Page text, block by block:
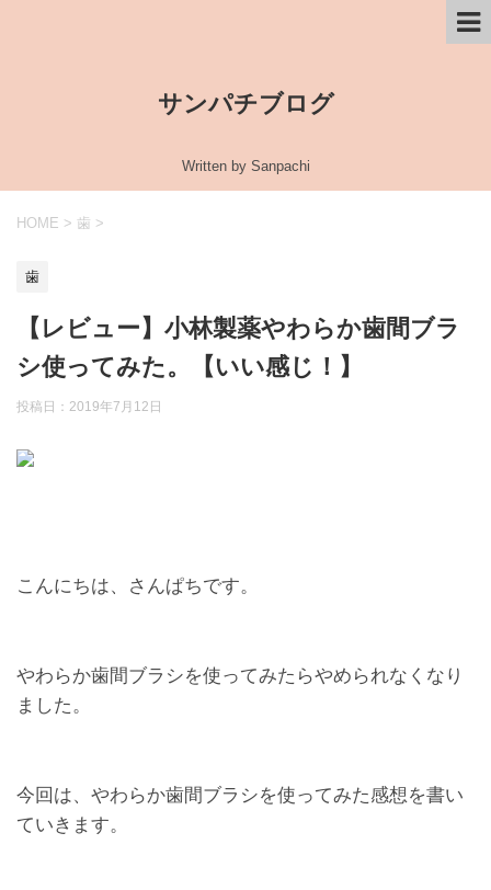
サンパチブログ
Written by Sanpachi
HOME > 歯 >
歯
【レビュー】小林製薬やわらか歯間ブラ
シ使ってみた。【いい感じ！】
投稿日： 2019年7月12日
こんにちは、さんぱちです。
やわらか歯間ブラシを使ってみたらやめられなくなり
ました。
今回は、やわらか歯間ブラシを使ってみた感想を書い
ていきます。